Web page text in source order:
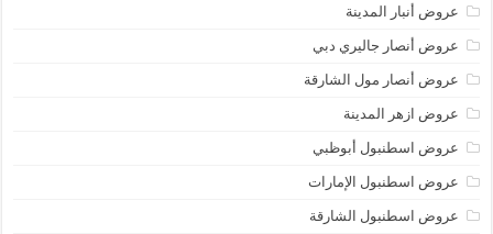
عروض أنبار المدينة
عروض أنصار جاليري دبي
عروض أنصار مول الشارقة
عروض ازهر المدينة
عروض اسطنبول أبوظبي
عروض اسطنبول الإمارات
عروض اسطنبول الشارقة